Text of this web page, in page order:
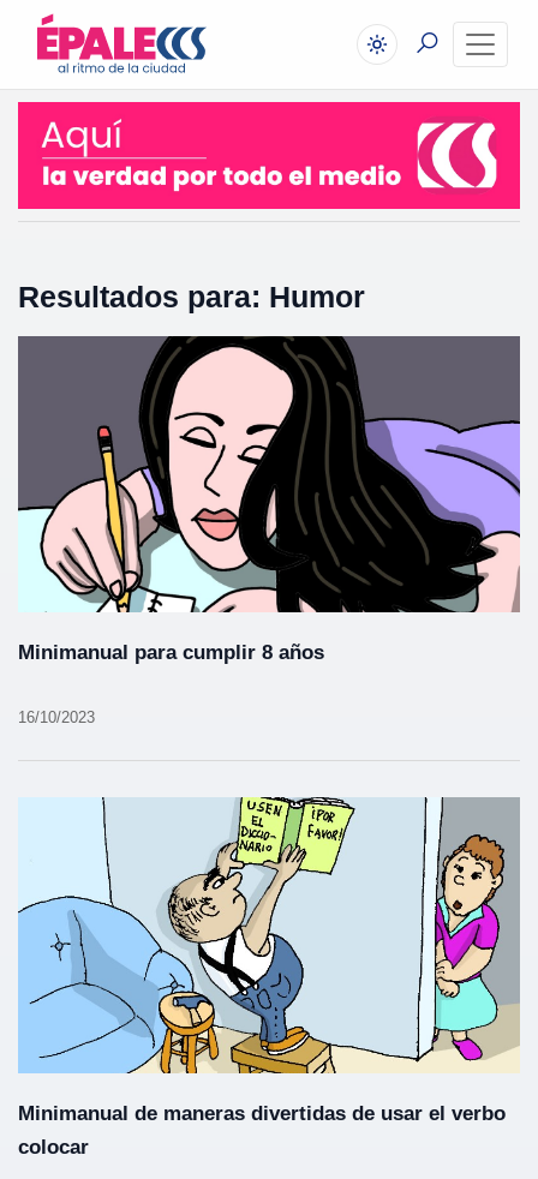
Resultados para: Humor
Minimanual para cumplir 8 años
16/10/2023
Minimanual de maneras divertidas de usar el verbo
colocar